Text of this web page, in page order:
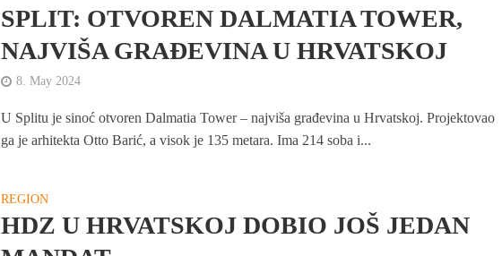
SPLIT: OTVOREN DALMATIA TOWER,
NAJVIŠA GRAĐEVINA U HRVATSKOJ
8. May 2024
U Splitu je sinoć otvoren Dalmatia Tower – najviša građevina u Hrvatskoj. Projektovao
ga je arhitekta Otto Barić, a visok je 135 metara. Ima 214 soba i...
REGION
HDZ U HRVATSKOJ DOBIO JOŠ JEDAN